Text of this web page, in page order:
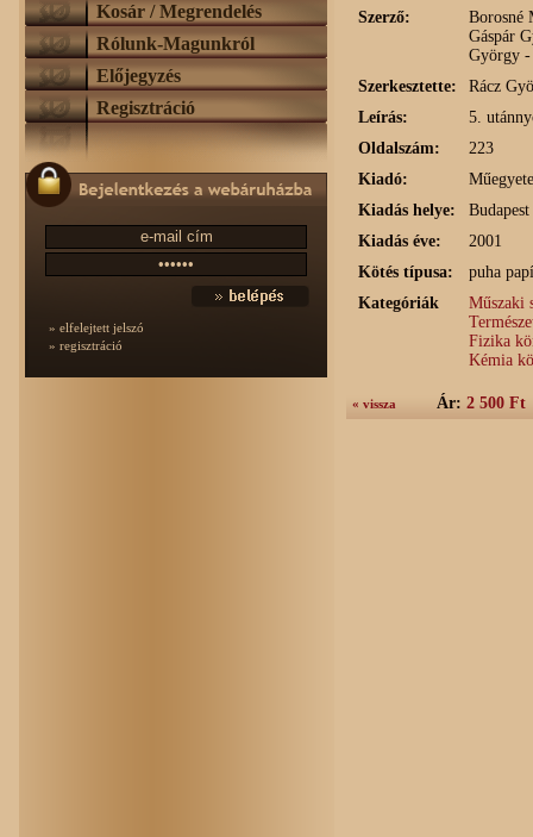
Kosár / Megrendelés
Rólunk-Magunkról
Előjegyzés
Regisztráció
» elfelejtett jelszó
» regisztráció
Szerző:
Borosné
Gáspár
György -
Szerkesztette:
Rácz
Leírás:
5.
Oldalszám:
223
Kiadó:
Kiadás helye:
Budapest
Kiadás éve:
2001
Kötés típusa:
puha
Kategóriák
Műszaki
Fizika
Kémia
« vissza Ár: 2 500 Ft